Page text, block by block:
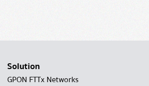
Solution
GPON FTTx Networks